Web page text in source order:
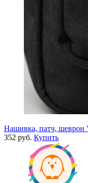
Нашивка, патч, шеврон
352 руб. Купить